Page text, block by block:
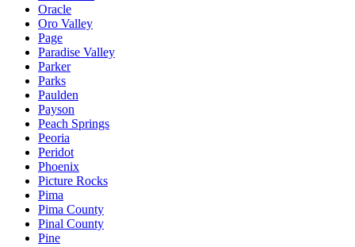
Oracle
Oro Valley
Page
Paradise Valley
Parker
Parks
Paulden
Payson
Peach Springs
Peoria
Peridot
Phoenix
Picture Rocks
Pima
Pima County
Pinal County
Pine